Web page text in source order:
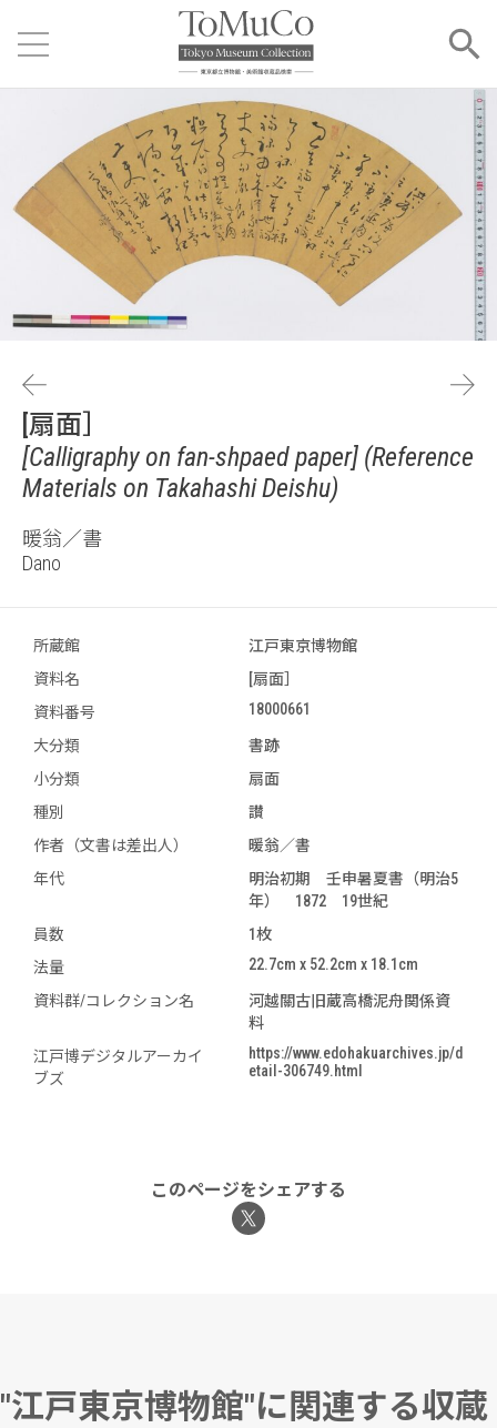
[扇面］
[Calligraphy on fan-shpaed paper] (Reference
Materials on Takahashi Deishu)
暖翁／書
Dano
所蔵館
江戸東京博物館
資料名
[扇面］
資料番号
18000661
大分類
書跡
小分類
扇面
種別
讃
作者（文書は差出人）
暖翁／書
年代
明治初期 壬申暑夏書（明治5
年） 1872 19世紀
員数
1枚
法量
22.7cm x 52.2cm x 18.1cm
資料群/コレクション名
河越關古旧蔵高橋泥舟関係資
料
江戸博デジタルアーカイ
ブズ
https://www.edohakuarchives.jp/d
etail-306749.html
このページをシェアする
"江戸東京博物館"に関連する収蔵